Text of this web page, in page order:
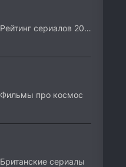
Рейтинг сериалов 2026
Фильмы про космос
Британские сериалы